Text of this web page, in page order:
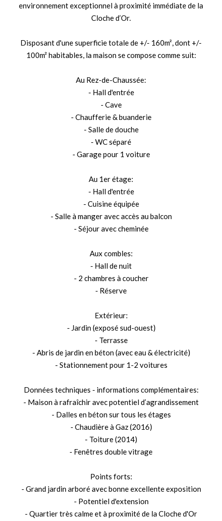
environnement exceptionnel à proximité immédiate de la
Cloche d’Or.
Disposant d'une superficie totale de +/- 160m², dont +/-
100m² habitables, la maison se compose comme suit:
Au Rez-de-Chaussée:
- Hall d'entrée
- Cave
- Chaufferie & buanderie
- Salle de douche
- WC séparé
- Garage pour 1 voiture
Au 1er étage:
- Hall d'entrée
- Cuisine équipée
- Salle à manger avec accès au balcon
- Séjour avec cheminée
Aux combles:
- Hall de nuit
- 2 chambres à coucher
- Réserve
Extérieur:
- Jardin (exposé sud-ouest)
- Terrasse
- Abris de jardin en béton (avec eau & électricité)
- Stationnement pour 1-2 voitures
Données techniques - informations complémentaires:
- Maison à rafraîchir avec potentiel d’agrandissement
- Dalles en béton sur tous les étages
- Chaudière à Gaz (2016)
- Toiture (2014)
- Fenêtres double vitrage
Points forts:
- Grand jardin arboré avec bonne excellente exposition
- Potentiel d'extension
- Quartier très calme et à proximité de la Cloche d'Or